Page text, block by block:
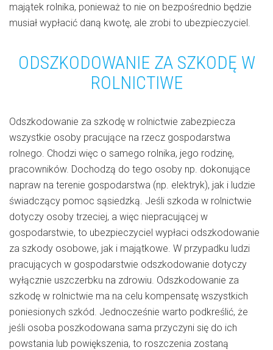
majątek rolnika, ponieważ to nie on bezpośrednio będzie
musiał wypłacić daną kwotę, ale zrobi to ubezpieczyciel.
ODSZKODOWANIE ZA SZKODĘ W
ROLNICTIWE
Odszkodowanie za szkodę w rolnictwie zabezpiecza
wszystkie osoby pracujące na rzecz gospodarstwa
rolnego. Chodzi więc o samego rolnika, jego rodzinę,
pracowników. Dochodzą do tego osoby np. dokonujące
napraw na terenie gospodarstwa (np. elektryk), jak i ludzie
świadczący pomoc sąsiedzką. Jeśli szkoda w rolnictwie
dotyczy osoby trzeciej, a więc niepracującej w
gospodarstwie, to ubezpieczyciel wypłaci odszkodowanie
za szkody osobowe, jak i majątkowe. W przypadku ludzi
pracujących w gospodarstwie odszkodowanie dotyczy
wyłącznie uszczerbku na zdrowiu. Odszkodowanie za
szkodę w rolnictwie ma na celu kompensatę wszystkich
poniesionych szkód. Jednocześnie warto podkreślić, że
jeśli osoba poszkodowana sama przyczyni się do ich
powstania lub powiększenia, to roszczenia zostaną